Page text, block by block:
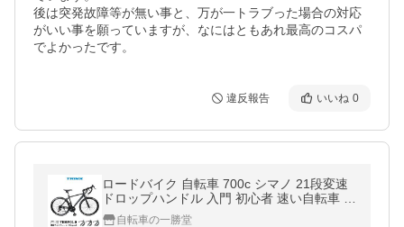
後は突発故障等が無い事と、万が一トラブった場合の対応
がいい事を願っていますが、なにはともあれ最高のコスパ
違反報告 いいね 0
ロードバイク 自転車 700c シマノ 21段変速
ドロップハンドル 入門 初心者 速い自転車 自
転車本体 通勤 通学 TRINX-TEMPO1.0
自転車の一勝堂